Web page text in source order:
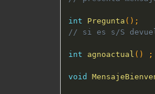
int Pregunta ( ) ;
// si es s/S
int agnoactual ( ) ;
void